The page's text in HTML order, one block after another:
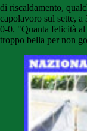
di riscaldamento,
capolavoro sul sette,
0-0. "Quanta felicità
troppo bella per non